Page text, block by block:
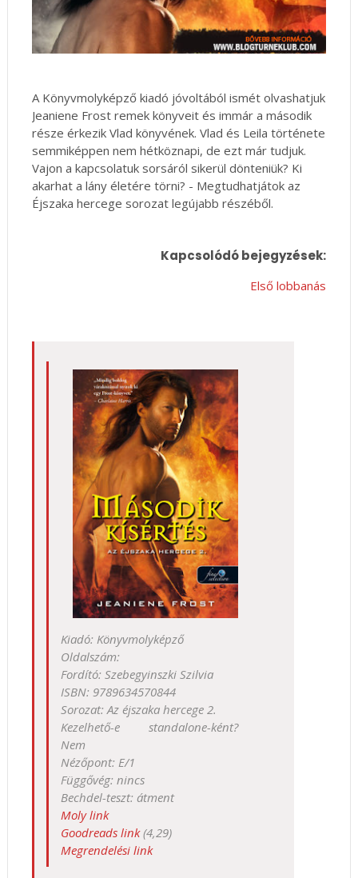
A Könyvmolyképző kiadó jóvoltából ismét olvashatjuk
Jeaniene Frost remek könyveit és immár a második
része érkezik Vlad könyvének. Vlad és Leila története
semmiképpen nem hétköznapi, de ezt már tudjuk.
Vajon a kapcsolatuk sorsáról sikerül dönteniük? Ki
akarhat a lány életére törni? - Megtudhatjátok az
Éjszaka hercege sorozat legújabb részéből.
Kapcsolódó bejegyzések:
Első lobbanás
Kiadó: Könyvmolyképző
Oldalszám:
Fordító: Szebegyinszki Szilvia
ISBN: 9789634570844
Sorozat: Az éjszaka hercege 2.
Kezelhető-e standalone-ként?
Nem
Nézőpont: E/1
Függővég: nincs
Bechdel-teszt: átment
Moly link
Goodreads link(4,29)
Megrendelési link